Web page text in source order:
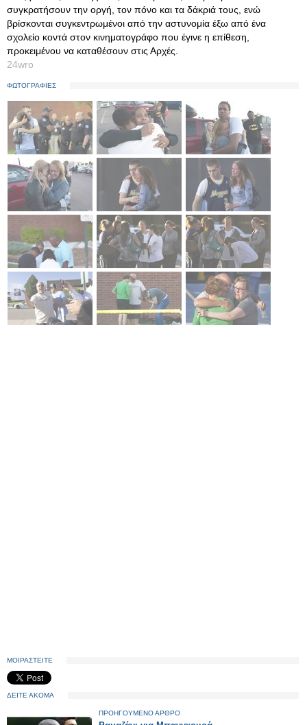
συγκρατήσουν την οργή, τον πόνο και τα δάκριά τους, ενώ
βρίσκονται συγκεντρωμένοι από την αστυνομία έξω από ένα
σχολείο κοντά στον κινηματογράφο που έγινε η επίθεση,
προκειμένου να καταθέσουν στις Αρχές.
24wro
ΦΩΤΟΓΡΑΦΙΕΣ
ΜΟΙΡΑΣΤΕΙΤΕ
ΔΕΙΤΕ ΑΚΟΜΑ
ΠΡΟΗΓΟΥΜΕΝΟ ΑΡΘΡΟ